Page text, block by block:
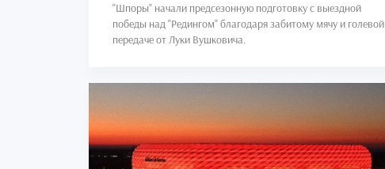
"Шпоры" начали предсезонную подготовку с выездной
победы над "Редингом" благодаря забитому мячу и голевой
передаче от Луки Вушковича.